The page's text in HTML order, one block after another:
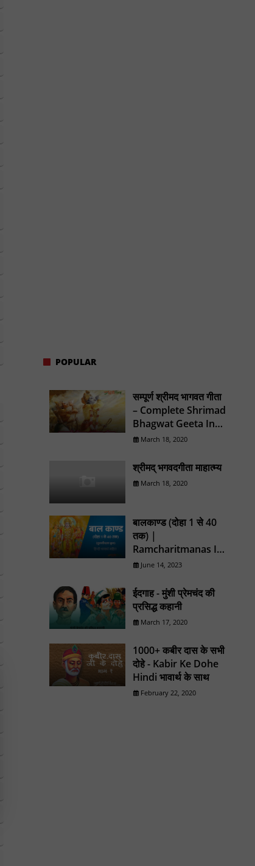
POPULAR
सम्पूर्ण श्रीमद भागवत गीता
– Complete Shrimad
Bhagwat Geeta In
Hindi
March 18, 2020
श्रीमद् भगवदगीता माहात्म्य
March 18, 2020
बालकाण्ड (दोहा 1 से 40
तक) |
Ramcharitmanas In
Hindi
June 14, 2023
ईदगाह - मुंशी प्रेमचंद की
प्रसिद्ध कहानी
March 17, 2020
1000+ कबीर दास के सभी
दोहे - Kabir Ke Dohe
Hindi भावार्थ के साथ
February 22, 2020